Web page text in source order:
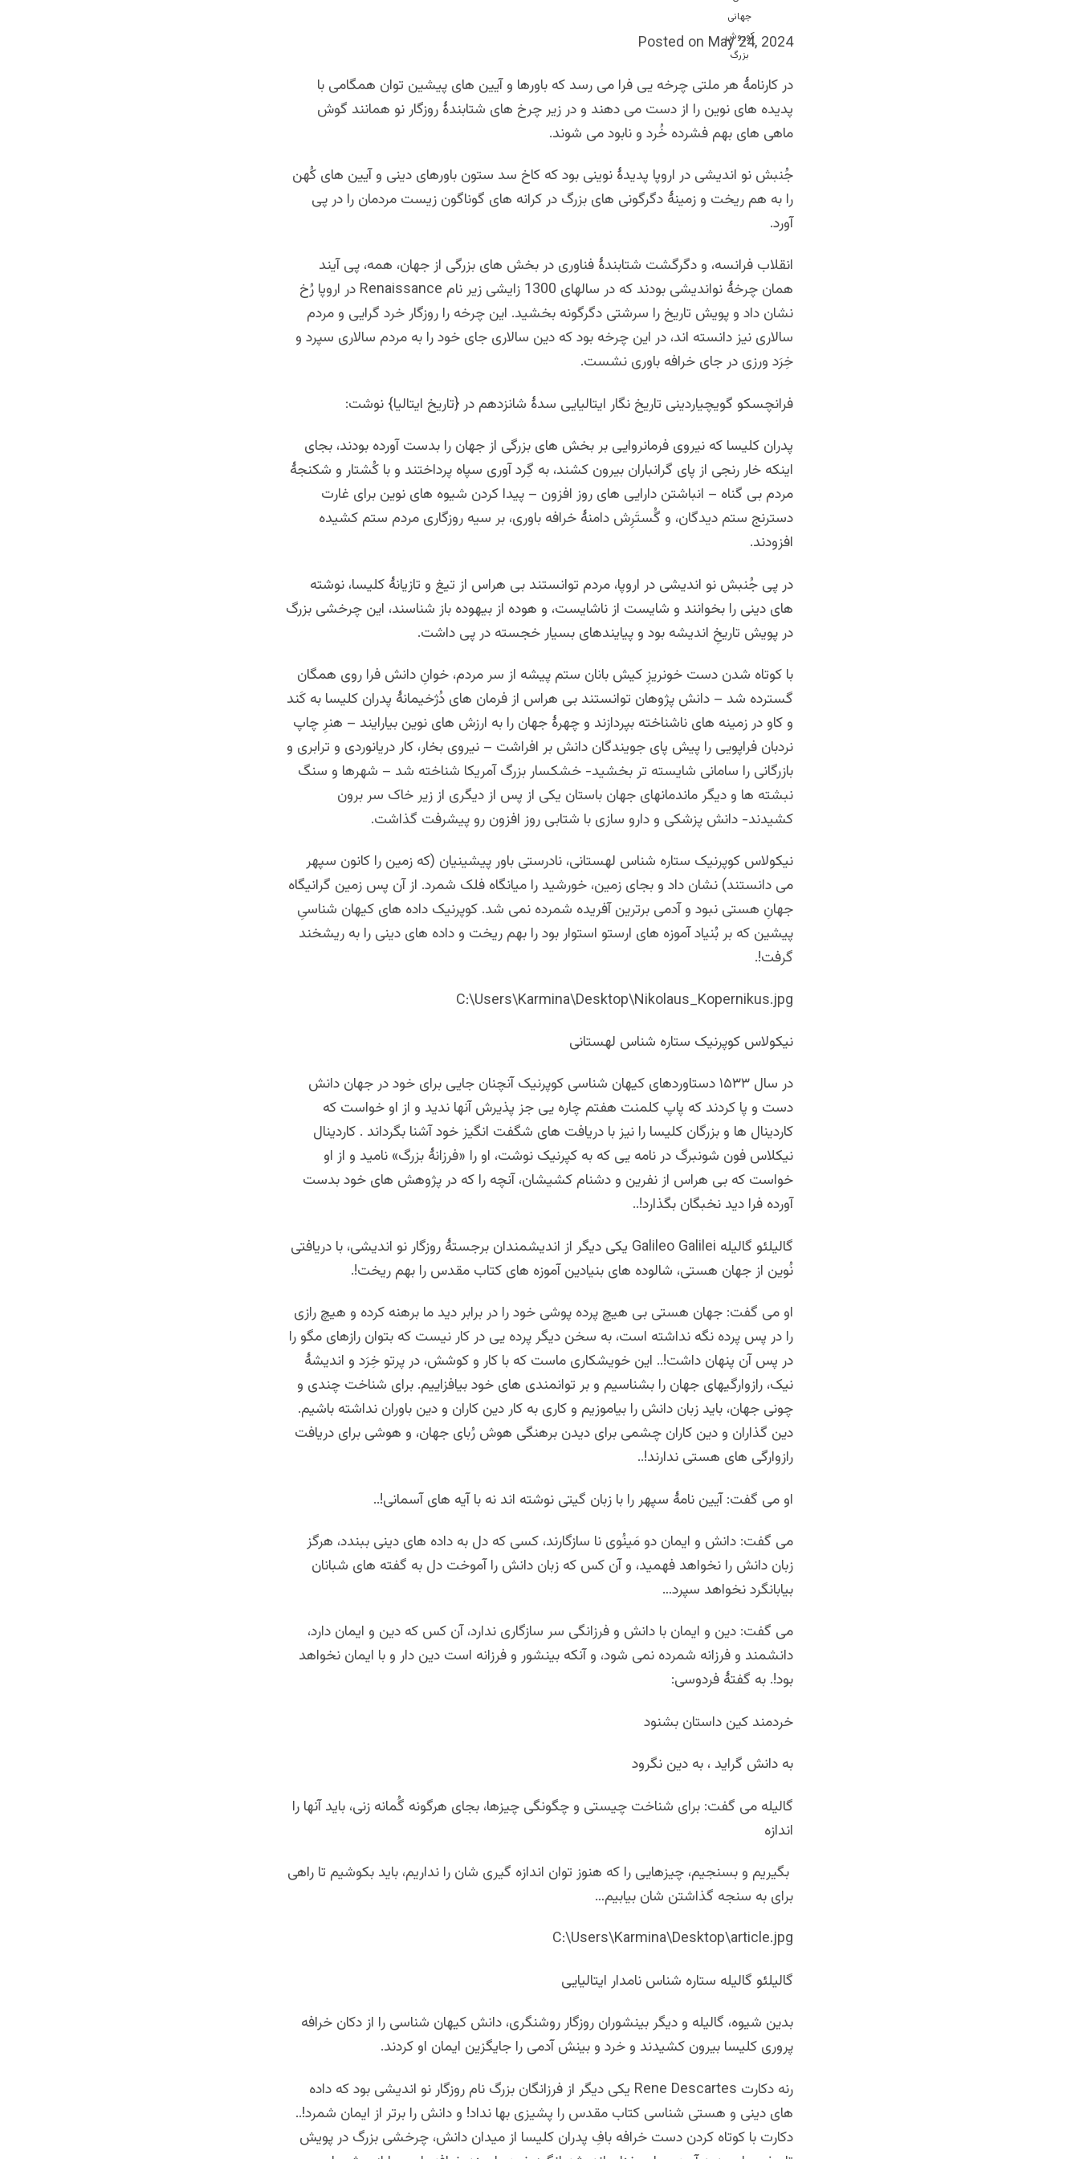
Posted on May 24, 2024
در کارنامۀ هر ملتی چرخه یی فرا می رسد که باورها و آیین های پیشین توان همگامی با
پدیده های نوین را از دست می دهند و در زیر چرخ های شتابندۀ روزگار نو همانند گوش
ماهی های بهم فشرده خُرد و نابود می شوند.
جُنبش نو اندیشی در اروپا پدیدۀ نوینی بود که کاخ سد ستون باورهای دینی و آیین های کُهن
را به هم ریخت و زمینۀ دگرگونی های بزرگ در کرانه های گوناگون زیست مردمان را در پی
آورد.
انقلاب فرانسه، و دگرگشت شتابندۀ فناوری در بخش های بزرگی از جهان، همه، پی آیند
همان چرخۀ نواندیشی بودند که در سالهای 1300 زایشی زیر نام Renaissance در اروپا رُخ
نشان داد و پویش تاریخ را سرشتی دگرگونه بخشید. این چرخه را روزگار خرد گرایی و مردم
سالاری نیز دانسته اند، در این چرخه بود که دین سالاری جای خود را به مردم سالاری سپرد و
خِرَد ورزی در جای خرافه باوری نشست.
فرانچسکو گویچیاردینی تاریخ نگار ایتالیایی سدۀ شانزدهم در {تاریخ ایتالیا} نوشت:
پدران کلیسا که نیروی فرمانروایی بر بخش های بزرگی از جهان را بدست آورده بودند، بجای
اینکه خار رنجی از پای گرانباران بیرون کشند، به گِرد آوری سپاه پرداختند و با کُشتار و شکنجۀ
مردم بی گناه – انباشتن دارایی های روز افزون – پیدا کردن شیوه های نوین برای غارت
دسترنج ستم دیدگان، و گُستَرِش دامنۀ خرافه باوری، بر سیه روزگاری مردم ستم کشیده
افزودند.
در پی جُنبش نو اندیشی در اروپا، مردم توانستند بی هراس از تیغ و تازیانۀ کلیسا، نوشته
های دینی را بخوانند و شایست از ناشایست، و هوده از بیهوده باز شناسند، این چرخشی بزرگ
در پویش تاریخِ اندیشه بود و پیایندهای بسیار خجسته در پی داشت.
با کوتاه شدن دست خونریزِ کیش بانان ستم پیشه از سر مردم، خوانِ دانش فرا روی همگان
گسترده شد – دانش پژوهان توانستند بی هراس از فرمان های دُژخیمانۀ پدران کلیسا به کَند
و کاو در زمینه های ناشناخته بپردازند و چهرۀ جهان را به ارزش های نوین بیارایند – هنرِ چاپ
نردبان فراپویی را پیش پای جویندگان دانش بر افراشت – نیروی بخار، کار دریانوردی و ترابری و
بازرگانی را سامانی شایسته تر بخشید- خشکسار بزرگ آمریکا شناخته شد – شهرها و سنگ
نبشته ها و دیگر ماندمانهای جهان باستان یکی از پس از دیگری از زیر خاک سر برون
کشیدند- دانش پزشکی و دارو سازی با شتابی روز افزون رو پیشرفت گذاشت.
نیکولاس کوپرنیک ستاره شناس لهستانی، نادرستی باور پیشینیان (که زمین را کانون سپهر
می دانستند) نشان داد و بجای زمین، خورشید را میانگاه فلک شمرد. از آن پس زمین گرانیگاه
جهانِ هستی نبود و آدمی برترین آفریده شمرده نمی شد. کوپرنیک داده های کیهان شناسیِ
پیشین که بر بُنیاد آموزه های ارستو استوار بود را بهم ریخت و داده های دینی را به ریشخند
گرفت!.
C:\Users\Karmina\Desktop\Nikolaus_Kopernikus.jpg
نیکولاس کوپرنیک ستاره شناس لهستانی
در سال ۱۵۳۳ دستاوردهای کیهان شناسی کوپرنیک آنچنان جایی برای خود در جهان دانش
دست و پا کردند که پاپ کلمنت هفتم چاره یی جز پذیرش آنها ندید و از او خواست که
کاردینال ها و بزرگان کلیسا را نیز با دریافت های شگفت انگیز خود آشنا بگرداند . کاردینال
نیکلاس فون شونبرگ در نامه‌ یی که به کپرنیک نوشت، او را «فرزانۀ بزرگ» نامید و از او
خواست که بی هراس از نفرین و دشنام کشیشان، آنچه را که در پژوهش های خود بدست
آورده فرا دید نخبگان بگذارد!..
گالیلئو گالیله Galileo Galilei یکی دیگر از اندیشمندان برجستۀ روزگار نو اندیشی، با دریافتی
نُوین از جهان هستی، شالوده های بنیادین آموزه های کتاب مقدس را بهم ریخت!.
او می گفت: جهان هستی بی هیچ پرده پوشی خود را در برابر دید ما برهنه کرده و هیچ رازی
را در پس پرده نگه نداشته است، به سخن دیگر پرده یی در کار نیست که بتوان رازهای مگو را
در پس آن پنهان داشت!.. این خویشکاری ماست که با کار و کوشش، در پرتو خِرَد و اندیشۀ
نیک، رازوارگیهای جهان را بشناسیم و بر توانمندی های خود بیافزاییم. برای شناخت چندی و
چونی جهان، باید زبان دانش را بیاموزیم و کاری به کار دین کاران و دین باوران نداشته باشیم.
دین گذاران و دین کاران چشمی برای دیدن برهنگی هوش رُبای جهان، و هوشی برای دریافت
رازوارگی های هستی ندارند!..
او می گفت: آیین نامۀ سپهر را با زبان گیتی نوشته اند نه با آیه های آسمانی!..
می گفت: دانش و ایمان دو مَینُوی نا سازگارند، کسی که دل به داده های دینی ببندد، هرگز
زبان دانش را نخواهد فهمید، و آن کس که زبان دانش را آموخت دل به گفته های شبانان
بیابانگرد نخواهد سپرد…
می گفت: دین و ایمان با دانش و فرزانگی سر سازگاری ندارد، آن کس که دین و ایمان دارد،
دانشمند و فرزانه شمرده نمی شود، و آنکه بینشور و فرزانه است دین دار و با ایمان نخواهد
بود!. به گفتۀ فردوسی:
خردمند کین داستان بشنود
به دانش گراید ، به دین نگرود
گالیله می گفت: برای شناخت چیستی و چگونگی چیزها، بجای هرگونه گُمانه زنی، باید آنها را
اندازه
‌ بگیریم و بسنجیم، چیزهایی را که هنوز توان اندازه گیری شان را نداریم، باید بکوشیم تا راهی
برای به سنجه گذاشتن شان بیابیم…
C:\Users\Karmina\Desktop\article.jpg
گالیلئو گالیله ستاره شناس نامدار ایتالیایی
بدین شیوه، گالیله و دیگر بینشوران روزگار روشنگری، دانش کیهان شناسی را از دکان خرافه
پروری کلیسا بیرون کشیدند و خرد و بینش آدمی را جایگزین ایمان او کردند.
رنه دکارت Rene Descartes یکی دیگر از فرزانگان بزرگ نام روزگار نو اندیشی بود که داده
های دینی و هستی شناسی کتاب مقدس را پشیزی بها نداد! و دانش را برتر از ایمان شمرد!..
دکارت با کوتاه کردن دست خرافه بافِ پدران کلیسا از میدان دانش، چرخشی بزرگ در پویش